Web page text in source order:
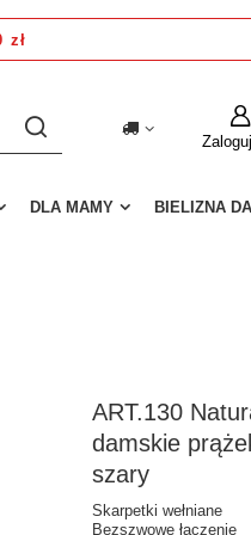
zł
DLA MAMY BIELIZNA
ART.130
damskie
szary
Skarpetki wełniane
Bezszwowe łączenie